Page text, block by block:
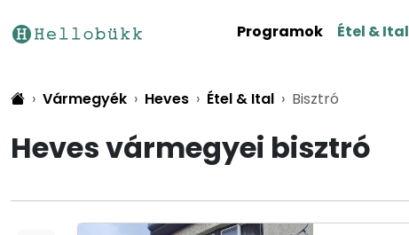
Programok Étel & Ital
Vármegyék Heves Étel & Ital Bisztró
Heves vármegyei bisztró